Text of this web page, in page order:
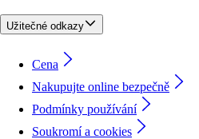
Užitečné odkazy
Cena
Nakupujte online bezpečně
Podmínky používání
Soukromí a cookies